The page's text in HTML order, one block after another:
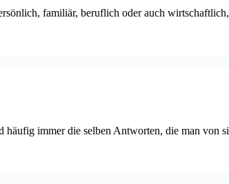
familiär, beruflich oder auch
immer die selben Antworten, die man von